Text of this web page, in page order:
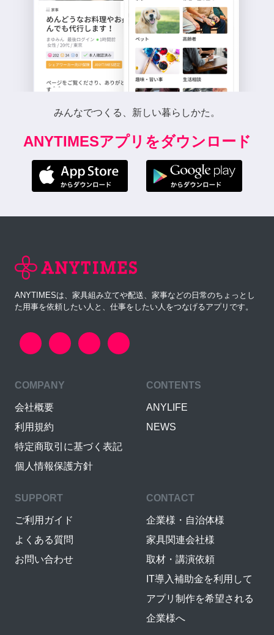
みんなでつくる、新しい暮らしかた。
ANYTIMESアプリをダウンロード
ANYTIMESは、家具組み立てや配送、家事などの日常のちょっとし
た用事を依頼したい人と、仕事をしたい人をつなげるアプリです。
COMPANY
会社概要
利用規約
特定商取引に基づく表記
個人情報保護方針
CONTENTS
ANYLIFE
NEWS
SUPPORT
ご利用ガイド
よくある質問
お問い合わせ
CONTACT
企業様・自治体様
家具関連会社様
取材・講演依頼
IT導入補助金を利用して
アプリ制作を希望される
企業様へ